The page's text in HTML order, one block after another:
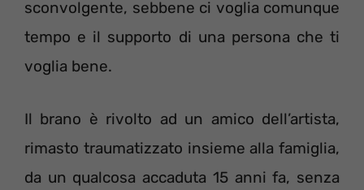
sconvolgente, sebbene ci voglia comunque
tempo e il supporto di una persona che ti
voglia bene.
Il brano è rivolto ad un amico dell’artista,
rimasto traumatizzato insieme alla famiglia,
da un qualcosa accaduta 15 anni fa, senza